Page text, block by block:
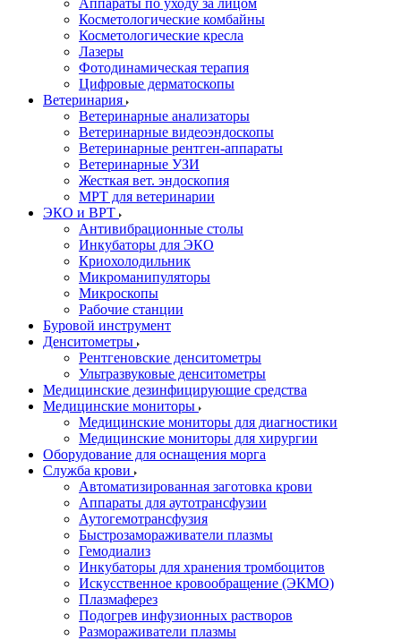
Аппараты по уходу за лицом
Косметологические комбайны
Косметологические кресла
Лазеры
Фотодинамическая терапия
Цифровые дерматоскопы
Ветеринария
Ветеринарные анализаторы
Ветеринарные видеоэндоскопы
Ветеринарные рентген-аппараты
Ветеринарные УЗИ
Жесткая вет. эндоскопия
МРТ для ветеринарии
ЭКО и ВРТ
Антивибрационные столы
Инкубаторы для ЭКО
Криохолодильник
Микроманипуляторы
Микроскопы
Рабочие станции
Буровой инструмент
Денситометры
Рентгеновские денситометры
Ультразвуковые денситометры
Медицинские дезинфицирующие средства
Медицинские мониторы
Медицинские мониторы для диагностики
Медицинские мониторы для хирургии
Оборудование для оснащения морга
Служба крови
Автоматизированная заготовка крови
Аппараты для аутотрансфузии
Аутогемотрансфузия
Быстрозамораживатели плазмы
Гемодиализ
Инкубаторы для хранения тромбоцитов
Искусственное кровообращение (ЭКМО)
Плазмаферез
Подогрев инфузионных растворов
Размораживатели плазмы